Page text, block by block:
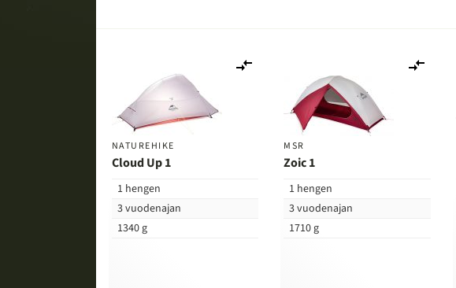
NATUREHIKE
Cloud Up 1
1 hengen
3 vuodenajan
1340 g
MSR
Zoic 1
1 hengen
3 vuodenajan
1710 g